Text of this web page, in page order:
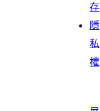
存
隱
私
權